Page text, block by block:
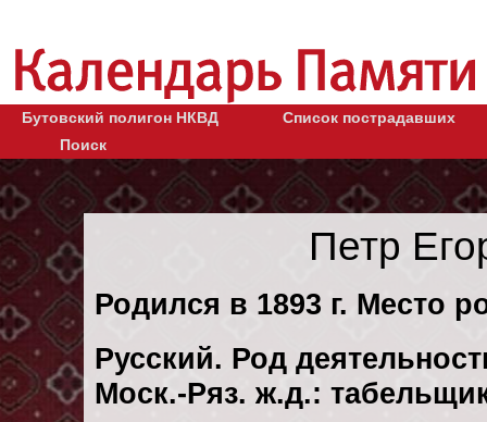
Бутовский полигон НКВД
Список пострадавших
Поиск
Петр
Родился в 1893 г. Место
Русский. Род
Моск.-Ряз. ж.д.: